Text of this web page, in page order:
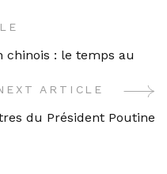
chinois : le temps au
ARTICLE
du Président Poutine